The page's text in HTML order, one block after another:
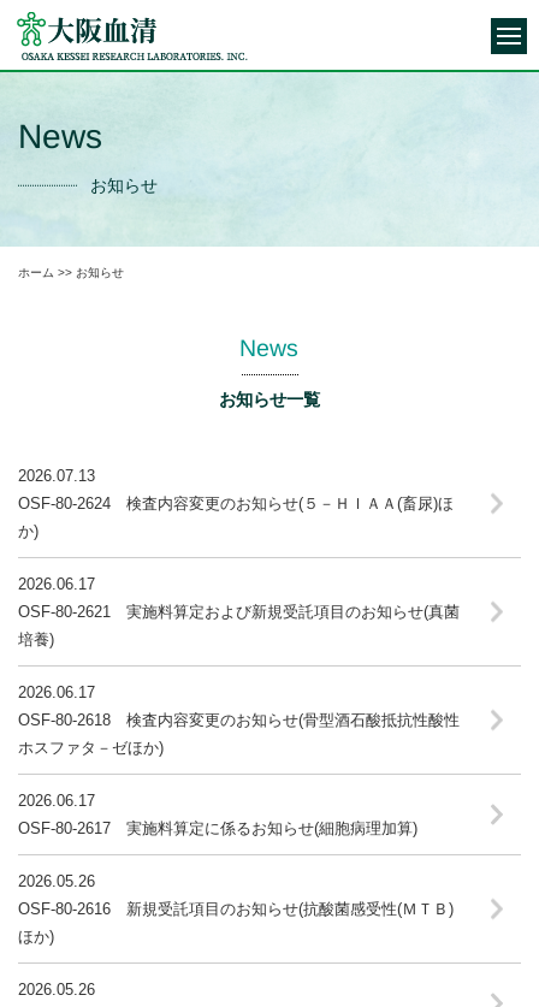
News
お知らせ
ホーム >> お知らせ
News
お知らせ一覧
2026.07.13
OSF-80-2624 検査内容変更のお知らせ(５－ＨＩＡＡ(畜尿)ほ
か)
2026.06.17
OSF-80-2621 実施料算定および新規受託項目のお知らせ(真菌
培養)
2026.06.17
OSF-80-2618 検査内容変更のお知らせ(骨型酒石酸抵抗性酸性
ホスファタ－ゼほか)
2026.06.17
OSF-80-2617 実施料算定に係るお知らせ(細胞病理加算)
2026.05.26
OSF-80-2616 新規受託項目のお知らせ(抗酸菌感受性(ＭＴＢ)
ほか)
2026.05.26